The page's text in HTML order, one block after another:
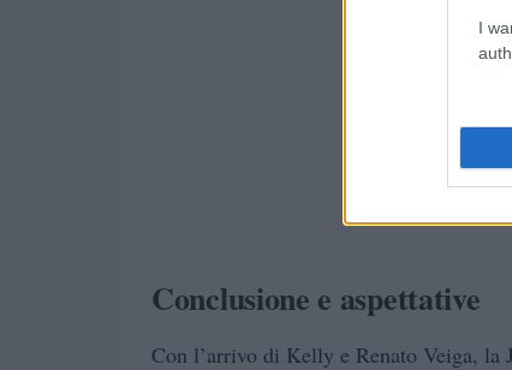
I
Conclusione e aspettative
Con l’arrivo di Kelly e Renato Veiga, la